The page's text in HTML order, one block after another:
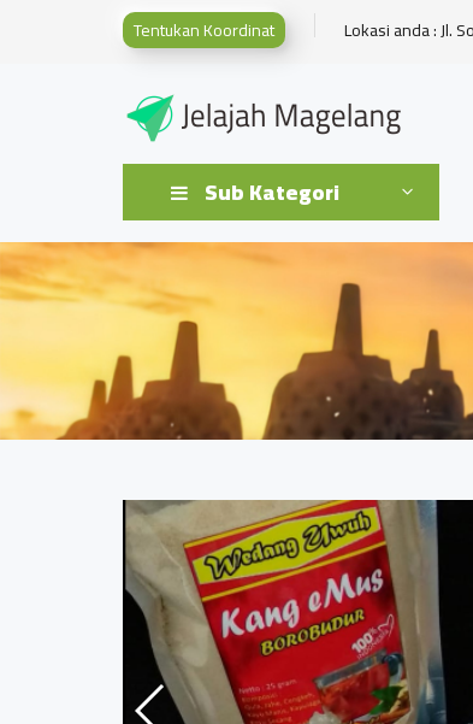
Tentukan Koordinat Lokasi anda : Jl.
Sub Kategori